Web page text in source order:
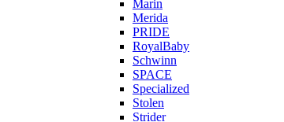
Marin
Merida
PRIDE
RoyalBaby
Schwinn
SPACE
Specialized
Stolen
Strider